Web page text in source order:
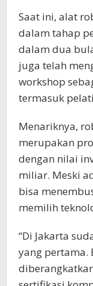
Saat ini, alat
dalam tahap
dalam dua
juga telah
workshop
termasuk
Menariknya,
merupakan
dengan nilai
miliar. Meski
bisa
memilih
“Di Jakarta
yang pertama.